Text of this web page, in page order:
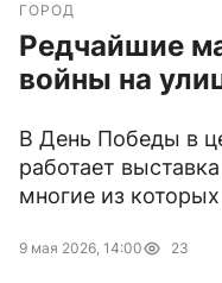
ГОРОД
Редчайшие
войны на
В День Победы в
работает
многие из
9 мая 2026, 14:00 23